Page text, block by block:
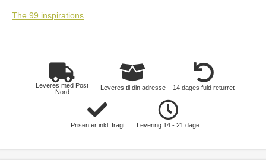
The 99 inspirations
Leveres med Post
Nord
Leveres til din adresse 14 dages fuld returret
Prisen er inkl. fragt Levering 14 - 21 dage